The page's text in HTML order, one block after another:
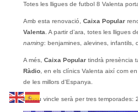
Totes les lligues de futbol 8 Valenta
Amb esta renovació, Caixa Popular
Valenta. A partir d’ara, totes les lligues
naming: benjamines, alevines, infantils,
A més, Caixa Populartindrà presència
Ràdio, en els clínics Valenta així com en
de les millors d’Espanya.
El nou vincle serà per tres temporades: